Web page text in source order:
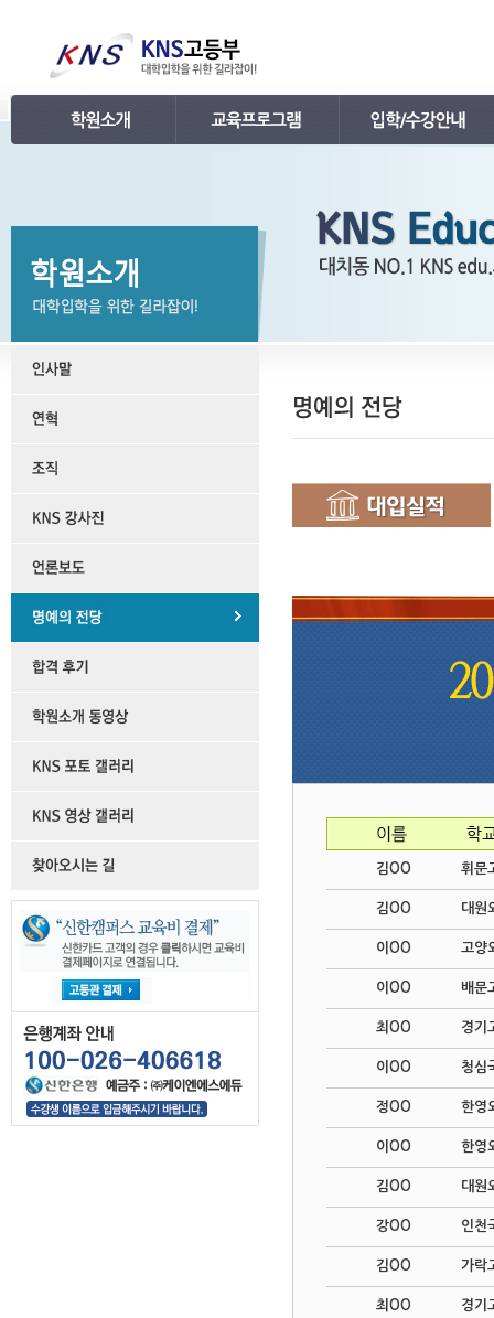
언론보도
명예의 전당
KNS 포토 갤러리
찾아오시는 길
수능 프로그램
특강 프로그램
강의시간표 / 교재소개
입학안내
레벨 테스트
김OO 휘문
김OO 대원
이OO 고양
이OO 배문
최OO 경기
이OO 청심
정OO 한영
이OO 한영
김OO 대원
강OO 인천
김OO 가락
최OO 경기